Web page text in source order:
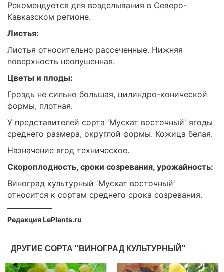
Рекомендуется для возделывания в Северо-
Кавказском регионе.
Листья:
Листья относительно рассеченные. Нижняя
поверхность неопушенная.
Цветы и плоды:
Гроздь не сильно большая, цилиндро-конической
формы, плотная.
У представителей сорта 'Мускат восточный' ягоды
среднего размера, округлой формы. Кожица белая.
Назначение ягод техническое.
Скороплодность, сроки созревания, урожайность:
Виноград культурный 'Мускат восточный'
относится к сортам среднего срока созревания.
Редакция LePlants.ru
ДРУГИЕ СОРТА "ВИНОГРАД КУЛЬТУРНЫЙ"